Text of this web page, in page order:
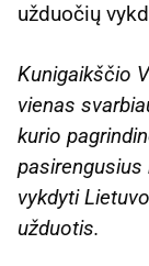
užduočių
Kunigaikščio
vienas
kurio
pasirengusius
vykdyti
užduotis.